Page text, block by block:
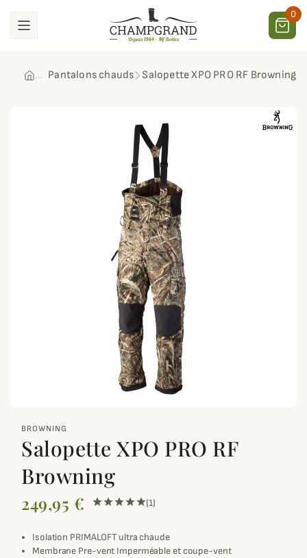
0
Pantalons chauds Salopette XPO PRO RF Browning
BROWNING
Salopette XPO PRO RF
Browning
249,95 € (1)
Isolation PRIMALOFT ultra chaude
Membrane Pre-vent Imperméable et coupe-vent